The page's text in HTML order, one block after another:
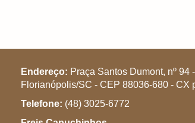
Endereço: Praça Santos Dumont, nº 94
Florianópolis/SC - CEP 88036-680 - CX
Telefone: (48) 3025-6772